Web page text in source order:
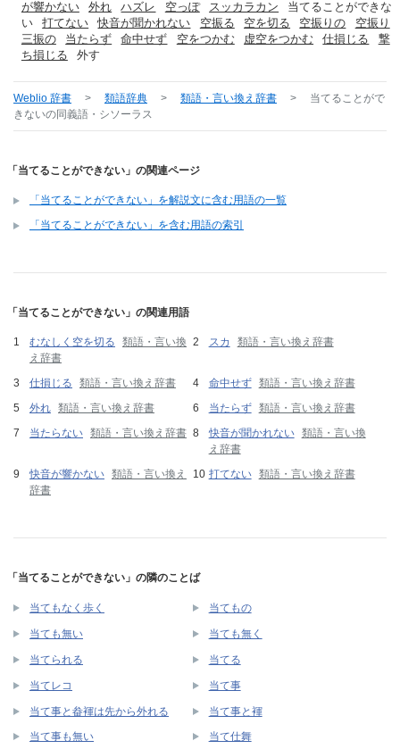
が響かない
外れ ハズレ 空っぽ スッカラカン
当てることができな
い
打てない 快音が聞かれない 空振る 空を切る 空振りの
空振り
三振の
当たらず 命中せず 空をつかむ 虚空をつかむ 仕損じる
撃
ち損じる
外す
Weblio 辞書 > 類語辞典 > 類語・言い換え辞書 >
当てることがで
きないの同義語・シソーラス
「当てることができない」の関連ページ
「当てることができない」を解説文に含む用語の一覧
「当てることができない」を含む用語の索引
「当てることができない」の関連用語
むなしく空を切る
類語・言い換
え辞書
スカ 類語・言い換え辞書
仕損じる 類語・言い換え辞書 命中せず 類語・言い換え辞書
外れ 類語・言い換え辞書 当たらず 類語・言い換え辞書
当たらない 類語・言い換え辞書 快音が聞かれない 類語・言い換
え辞書
快音が響かない 類語・言い換え
辞書
打てない 類語・言い換え辞書
「当てることができない」の隣のことば
当てもなく歩く 当てもの
当ても無い 当ても無く
当てられる 当てる
当てレコ 当て事
当て事と畚褌は先から外れる 当て事と褌
当て事も無い 当て仕舞